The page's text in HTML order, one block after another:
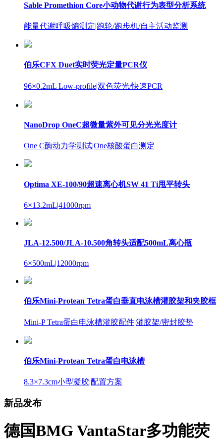
Sable Promethion Core小动物代谢行为表型分析系统
能量代谢呼吸熵测定|跑轮/跑步机/自主活动监测
伯乐CFX Duet实时荧光定量PCR仪
96×0.2mL Low-profile|双色荧光/快速PCR
NanoDrop OneC超微量紫外可见分光光度计
One C酶动力学测试|One核酸蛋白测定
Optima XE-100/90超速离心机SW 41 Ti甩平转头
6×13.2mL|41000rpm
JLA-12.500/JLA-10.500角转头适配500mL离心瓶
6×500mL|12000rpm
伯乐Mini-Protean Tetra蛋白垂直电泳槽灌胶架和夹胶框
Mini-P Tetra蛋白电泳槽灌胶配件|灌胶架/密封胶垫
伯乐Mini-Protean Tetra蛋白电泳槽
8.3×7.3cm小型凝胶|配置方案
新品发布
德国BMG VantaStar多功能荧